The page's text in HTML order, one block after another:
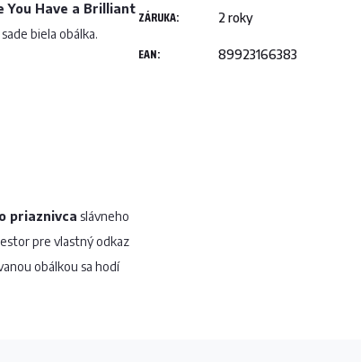
You Have a Brilliant
biela obálka.
priaznivca slávneho
pre vlastný odkaz
obálkou sa hodí
ZÁRUKA: 2 roky
EAN: 89923166383